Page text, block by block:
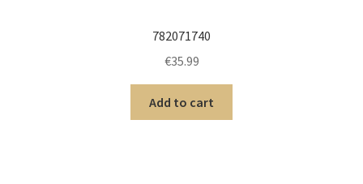
782071740
€35.99
Add to cart